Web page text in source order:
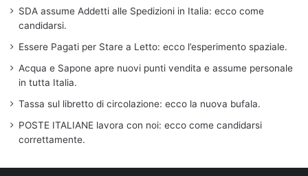
SDA assume Addetti alle Spedizioni in Italia: ecco come
candidarsi.
Essere Pagati per Stare a Letto: ecco l’esperimento spaziale.
Acqua e Sapone apre nuovi punti vendita e assume personale
in tutta Italia.
Tassa sul libretto di circolazione: ecco la nuova bufala.
POSTE ITALIANE lavora con noi: ecco come candidarsi
correttamente.